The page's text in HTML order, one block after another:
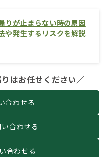
りが止まらない時の原因
や発生するリスクを解説
はお任せください／
合わせる
合わせる
合わせる